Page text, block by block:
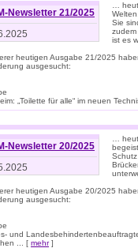
Newsletter 21/2025
…
Sie
ist es
heutigen Ausgabe 21/2025
ausgesucht:
„Toilette für alle“ im neuen
Newsletter 20/2025
…
heutigen Ausgabe 20/2025
ausgesucht:
und
... [ mehr]